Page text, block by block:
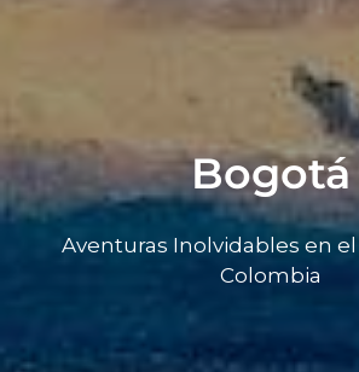
Bogotá
Aventuras Inolvidables en el
Colombia